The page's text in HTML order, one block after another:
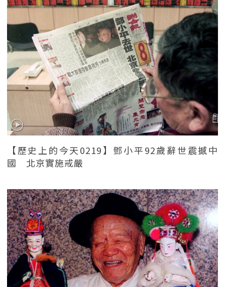
【歷史上的今天0219】鄧小平92歲辭世震撼中
國 北京實施戒嚴